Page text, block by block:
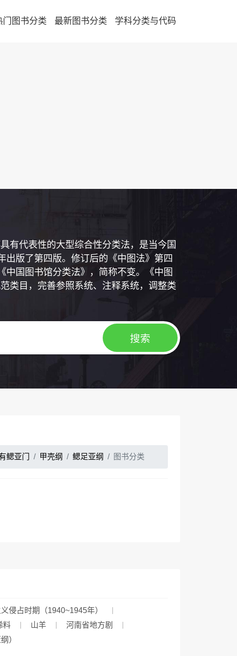
门图书分类 最新图书分类 学科分类与代码
有代表性的大型综合性分类法，是当今国
版了第四版。修订后的《中图法》第四
中国图书馆分类法》，简称不变。《中图
类目，完善参照系统、注释系统，调整类
鳃亚门 甲壳纲 鳃足亚纲 图书分类
侵占时期（1940~1945年）
料 山羊
河南省地方剧
）